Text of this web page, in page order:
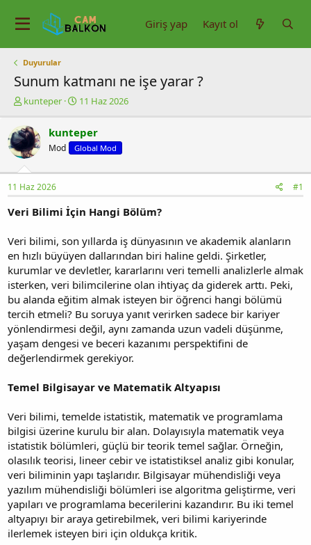
Giriş yap Kayıt ol
Duyurular
Sunum katmanı ne işe yarar ?
K
n
u
y
u
b
a
l
t
a
n
kunteper
B
l
a
g
t
h
i
11 Haz 2026
kunteper
Mod Global Mod
11 Haz 2026 #1
Veri Bilimi İçin Hangi Bölüm?
Veri bilimi, son yıllarda iş dünyasının ve akademik alanların
en hızlı büyüyen dallarından biri haline geldi. Şirketler,
kurumlar ve devletler, kararlarını veri temelli analizlerle almak
isterken, veri bilimcilerine olan ihtiyaç da giderek arttı. Peki,
bu alanda eğitim almak isteyen bir öğrenci hangi bölümü
tercih etmeli? Bu soruya yanıt verirken sadece bir kariyer
yönlendirmesi değil, aynı zamanda uzun vadeli düşünme,
yaşam dengesi ve beceri kazanımı perspektifini de
değerlendirmek gerekiyor.
Temel Bilgisayar ve Matematik Altyapısı
Veri bilimi, temelde istatistik, matematik ve programlama
bilgisi üzerine kurulu bir alan. Dolayısıyla matematik veya
istatistik bölümleri, güçlü bir teorik temel sağlar. Örneğin,
olasılık teorisi, lineer cebir ve istatistiksel analiz gibi konular,
veri biliminin yapı taşlarıdır. Bilgisayar mühendisliği veya
yazılım mühendisliği bölümleri ise algoritma geliştirme, veri
yapıları ve programlama becerilerini kazandırır. Bu iki temel
altyapıyı bir araya getirebilmek, veri bilimi kariyerinde
ilerlemek isteyen biri için oldukça kritik.